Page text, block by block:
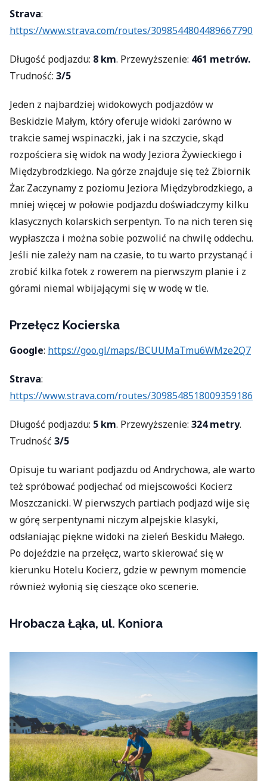
Strava:
https://www.strava.com/routes/3098544804489667790
Długość podjazdu: 8 km. Przewyższenie: 461 metrów.
Trudność: 3/5
Jeden z najbardziej widokowych podjazdów w
Beskidzie Małym, który oferuje widoki zarówno w
trakcie samej wspinaczki, jak i na szczycie, skąd
rozpościera się widok na wody Jeziora Żywieckiego i
Międzybrodzkiego. Na górze znajduje się też Zbiornik
Żar. Zaczynamy z poziomu Jeziora Międzybrodzkiego, a
mniej więcej w połowie podjazdu doświadczymy kilku
klasycznych kolarskich serpentyn. To na nich teren się
wypłaszcza i można sobie pozwolić na chwilę oddechu.
Jeśli nie zależy nam na czasie, to tu warto przystanąć i
zrobić kilka fotek z rowerem na pierwszym planie i z
górami niemal wbijającymi się w wodę w tle.
Przełęcz Kocierska
Google: https://goo.gl/maps/BCUUMaTmu6WMze2Q7
Strava:
https://www.strava.com/routes/3098548518009359186
Długość podjazdu: 5 km. Przewyższenie: 324 metry.
Trudność 3/5
Opisuje tu wariant podjazdu od Andrychowa, ale warto
też spróbować podjechać od miejscowości Kocierz
Moszczanicki. W pierwszych partiach podjazd wije się
w górę serpentynami niczym alpejskie klasyki,
odsłaniając piękne widoki na zieleń Beskidu Małego.
Po dojeździe na przełęcz, warto skierować się w
kierunku Hotelu Kocierz, gdzie w pewnym momencie
również wyłonią się cieszące oko scenerie.
Hrobacza Łąka, ul. Koniora